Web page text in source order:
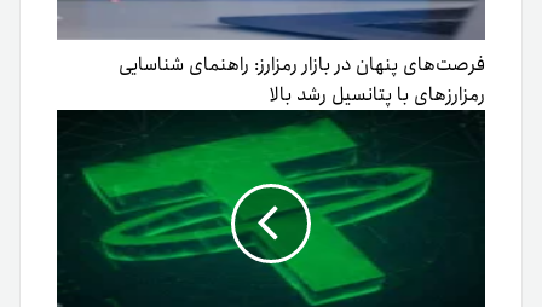
فرصت‌های پنهان در بازار رمزارز: راهنمای شناسایی
رمزارزهای با پتانسیل رشد بالا